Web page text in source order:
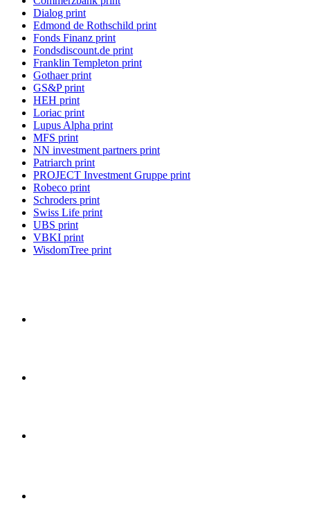
Dialog print
Edmond de Rothschild print
Fonds Finanz print
Fondsdiscount.de print
Franklin Templeton print
Gothaer print
GS&P print
HEH print
Loriac print
Lupus Alpha print
MFS print
NN investment partners print
Patriarch print
PROJECT Investment Gruppe print
Robeco print
Schroders print
Swiss Life print
UBS print
VBKI print
WisdomTree print